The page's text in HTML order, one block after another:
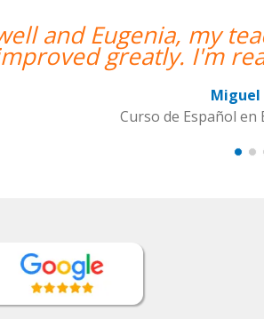
primera clase y
que nos ha
Alba
Curso de